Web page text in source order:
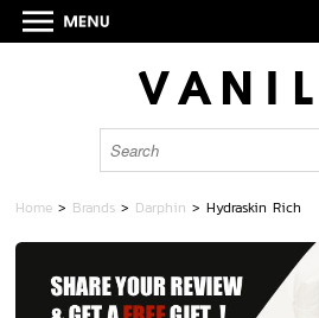
Home > Brands > Darphin >Hydraskin Rich